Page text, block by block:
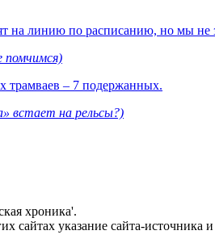
на линию по расписанию, но мы не
помчимся)
трамваев – 7 подержанных.
встает на рельсы?)
хроника'.
сайтах указание сайта-